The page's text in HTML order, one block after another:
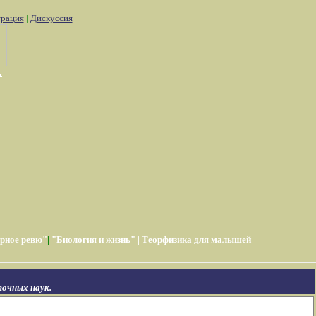
| Дискуссия
ревю"| "Биология и жизнь" | Теорфизика для малышей
наук.